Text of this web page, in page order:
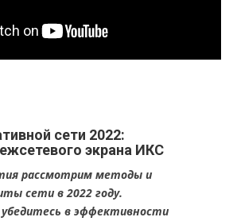
сети 2022:
экрана ИКС
рассмотрим методы и
сети в 2022 году.
в эффективности